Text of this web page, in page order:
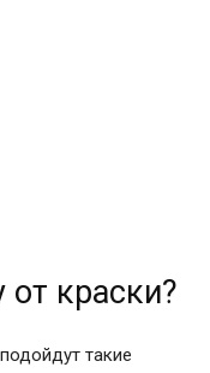
от краски?
такие